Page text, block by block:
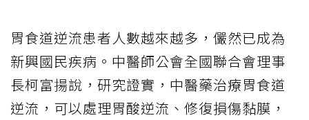
胃食道逆流患者人數越來越多，儼然已成為
新興國民疾病。中醫師公會全國聯合會理事
長柯富揚說，研究證實，中醫藥治療胃食道
逆流，可以處理胃酸逆流、修復損傷黏膜，